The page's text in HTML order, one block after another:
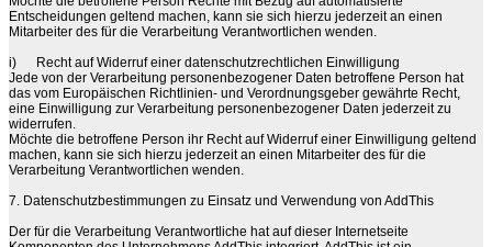
Entscheidungen geltend machen, kann sie sich hierzu jederzeit an einen
Mitarbeiter des für die Verarbeitung Verantwortlichen wenden.
i)
Recht auf Widerruf einer datenschutzrechtlichen Einwilligung
Jede von der Verarbeitung personenbezogener Daten betroffene Person hat
das vom Europäischen Richtlinien- und Verordnungsgeber gewährte Recht,
eine Einwilligung zur Verarbeitung personenbezogener Daten jederzeit zu
widerrufen.
Möchte die betroffene Person ihr Recht auf Widerruf einer Einwilligung geltend
machen, kann sie sich hierzu jederzeit an einen Mitarbeiter des für die
Verarbeitung Verantwortlichen wenden.
7. Datenschutzbestimmungen zu Einsatz und Verwendung von AddThis
Der für die Verarbeitung Verantwortliche hat auf dieser Internetseite